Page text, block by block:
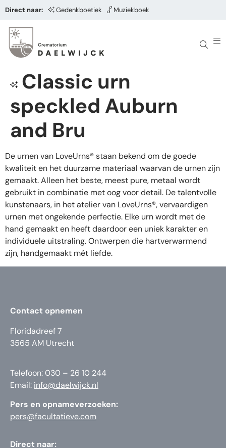
Direct naar: Gedenkboetiek Muziekboek
Classic urn
speckled Auburn
and Bru
De urnen van LoveUrns® staan bekend om de goede
kwaliteit en het duurzame materiaal waarvan de urnen zijn
gemaakt. Alleen het beste, meest pure, metaal wordt
gebruikt in combinatie met oog voor detail. De talentvolle
kunstenaars, in het atelier van LoveUrns®, vervaardigen
urnen met ongekende perfectie. Elke urn wordt met de
hand gemaakt en heeft daardoor een uniek karakter en
individuele uitstraling. Ontwerpen die hartverwarmend
zijn, handgemaakt mét liefde.
Contact opnemen
Floridadreef 7
3565 AM Utrecht
Telefoon: 030 – 26 10 244
Email: info@daelwijck.nl
Pers en opnameverzoeken:
pers@facultatieve.com
Direct naar: